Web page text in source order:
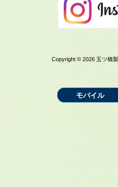
Copyright © 2026 五ツ橋
モバイル